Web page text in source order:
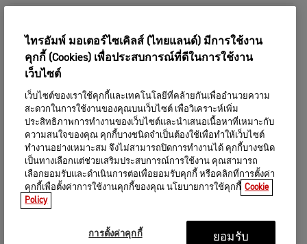
บทสัมภาษณ์ Bryan Thompson - เจ้าของ
Thompson Cycles
เทคนิคการเตรียมตัวขี่รถรับลมหนาว
แบรนด์ | 03 ก.พ. 2569
จะเกิดอะไรขึ้นเมื่อความสง่างามทาง
วิศวกรรมถูกหลอมรวมเข้ากับการ
เสื้อผ้า 28 ม.ค. 2569
ไทรอัมพ์ มอเตอร์ไซเคิลส์ (ไทยแลนด์) มีการใช้งาน
คุกกี้ (Cookies) เพื่อประสบการณ์ที่ดีในการใช้งาน
เว็บไซต์
เว็บไซต์ของเราใช้คุกกี้และเทคโนโลยีที่คล้ายกันเพื่ออำนวยความ
สะดวกในการใช้งานของคุณบนเว็บไซต์ เพื่อวิเคราะห์เพิ่ม
ประสิทธิภาพการทำงานของเว็บไซต์และนำเสนอเนื้อหาที่เหมาะกับ
ความสนใจของคุณ คุกกี้บางชนิดจำเป็นต้องใช้เพื่อทำให้เว็บไซต์
ทำงานอย่างเหมาะสม จึงไม่สามารถปิดการทำงานได้ คุกกี้บางชนิด
เป็นทางเลือกแต่ช่วยเสริมประสบการณ์การใช้งาน คุณสามารถ
เลือกยอมรับและดำเนินการต่อเพื่อยอมรับคุกกี้ หรือคลิกที่การตั้งค่า
คุกกี้เพื่อตั้งค่าการใช้งานคุกกี้ของคุณ นโยบายการใช้คุกกี้ Cookie
Policy
การตั้งค่าคุกกี้ ยอมรับ